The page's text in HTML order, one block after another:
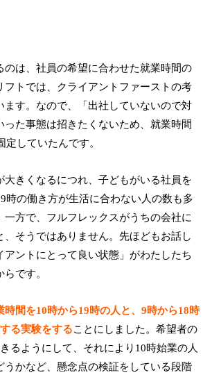
のは、社員の希望に合わせた就業時間の
フトでは、クライアントファーストの考
ます。なので、「出社していないので対
った事態は招きたくないため、就業時間
定していたんです。
大きくなるにつれ、子どもがいる社員を
時の働き方が生活に合わない人の数も多
一方で、フルフレックスがうちの会社に
、そうではありません。先ほどもお話し
アントにとって良い状態」がわたしたち
です。
時間を10時から19時の人と、9時から18時
る実験をすることにしました。希望者の
るようにして、それにより10時始業の人
うかなど、懸念点の検証をしている段階